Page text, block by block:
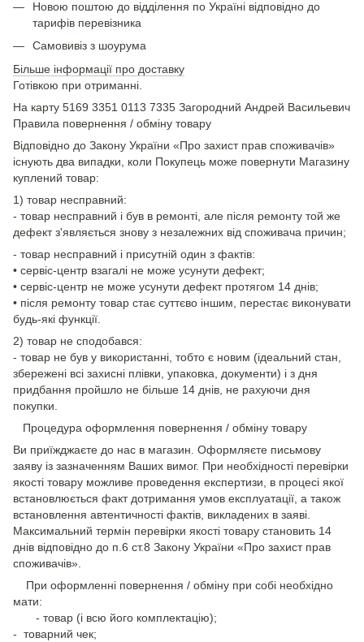
Новою поштою до відділення по Україні відповідно до
тарифів перевізника
Самовивіз з шоурума
Більше інформації про доставку
Готівкою при отриманні.
На карту 5169 3351 0113 7335 Загородний Андрей Васильевич
Правила повернення / обміну товару
Відповідно до Закону України «Про захист прав споживачів»
існують два випадки, коли Покупець може повернути Магазину
куплений товар:
1) товар несправний:
- товар несправний і був в ремонті, але після ремонту той же
дефект з'являється знову з незалежних від споживача причин;
- товар несправний і присутній один з фактів:
• сервіс-центр взагалі не може усунути дефект;
• сервіс-центр не може усунути дефект протягом 14 днів;
• після ремонту товар стає суттєво іншим, перестає виконувати
будь-які функції.
2) товар не сподобався:
- товар не був у використанні, тобто є новим (ідеальний стан,
збережені всі захисні плівки, упаковка, документи) і з дня
придбання пройшло не більше 14 днів, не рахуючи дня
покупки.
Процедура оформлення повернення / обміну товару
Ви приїжджаєте до нас в магазин. Оформляєте письмову
заяву із зазначенням Ваших вимог. При необхідності перевірки
якості товару можливе проведення експертизи, в процесі якої
встановлюється факт дотримання умов експлуатації, а також
встановлення автентичності фактів, викладених в заяві.
Максимальний термін перевірки якості товару становить 14
днів відповідно до п.6 ст.8 Закону України «Про захист прав
споживачів».
При оформленні повернення / обміну при собі необхідно
мати:
- товар (і всю його комплектацію);
- товарний чек;